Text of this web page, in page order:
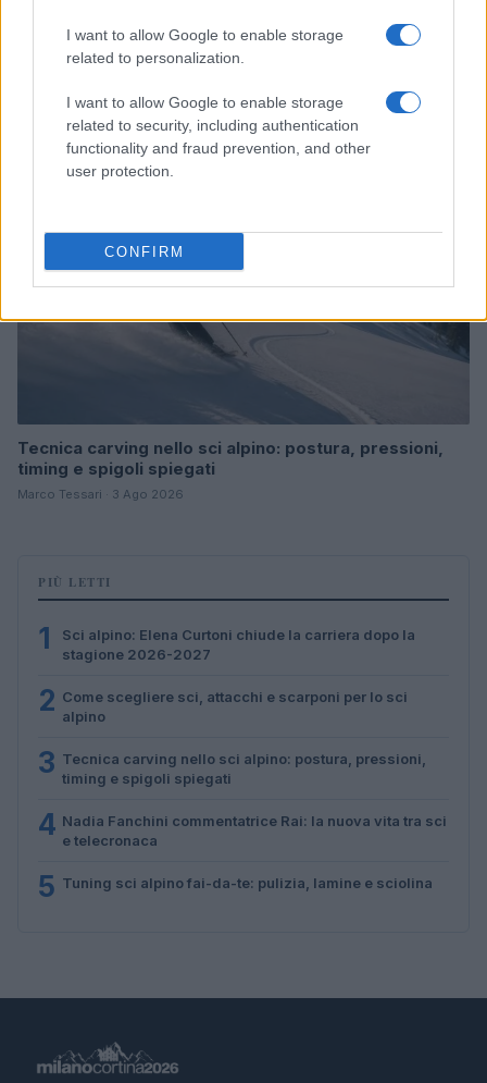
I want to allow Google to enable storage
related to personalization.
I want to allow Google to enable storage
related to security, including authentication
functionality and fraud prevention, and other
user protection.
CONFIRM
Come scegliere sci, attacchi e scarponi per lo sci
Marco Tessari · 4 Ago 2026
SCI ALPINO
Tecnica carving nello sci alpino: postura, pressioni,
timing e spigoli spiegati
Marco Tessari · 3 Ago 2026
PIÙ LETTI
1
Sci alpino: Elena Curtoni chiude la carriera dopo la
stagione 2026-2027
2 Come scegliere sci, attacchi e scarponi per lo sci
alpino
3 Tecnica carving nello sci alpino: postura, pressioni,
timing e spigoli spiegati
4 Nadia Fanchini commentatrice Rai: la nuova vita tra sci
e telecronaca
5 Tuning sci alpino fai-da-te: pulizia, lamine e sciolina